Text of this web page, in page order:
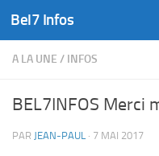
Skip to content
Bel7 Infos
A LA UNE / INFOS
BEL7INFOS Merci
PAR JEAN-PAUL · 7 MAI 2017